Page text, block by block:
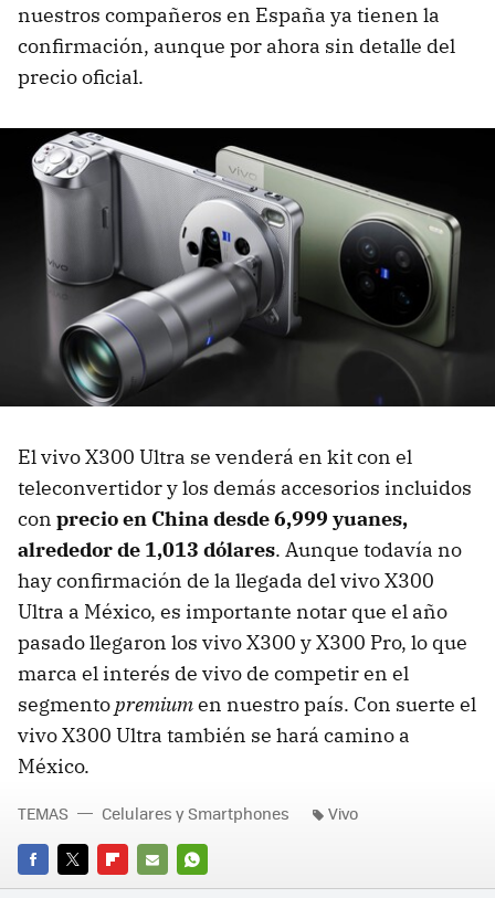
nuestros compañeros en España ya tienen la
confirmación, aunque por ahora sin detalle del
precio oficial.
El vivo X300 Ultra se venderá en kit con el
teleconvertidor y los demás accesorios incluidos
con precio en China desde 6,999 yuanes,
alrededor de 1,013 dólares. Aunque todavía no
hay confirmación de la llegada del vivo X300
Ultra a México, es importante notar que el año
pasado llegaron los vivo X300 y X300 Pro, lo que
marca el interés de vivo de competir en el
segmentopremiumen nuestro país. Con suerte el
vivo X300 Ultra también se hará camino a
México.
FACEBOOK
TWITTERFLIPBOARD
E-
WHATSAPP
TEMAS Celulares y Smartphones Vivo